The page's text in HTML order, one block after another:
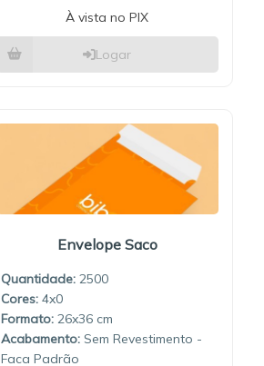
À vista no PIX
Logar
Envelope Saco
Quantidade: 2500
4x0
26x36
Sem Revestimento -
Faca Padrão